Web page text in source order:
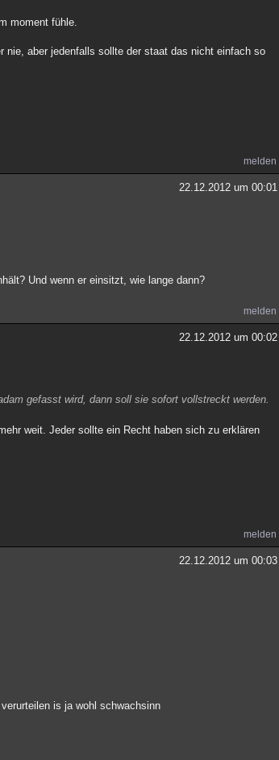
moment fühle.
aber jedenfalls sollte der staat das nicht einfach so
melden
22.12.2012 um 00:01
Und wenn er einsitzt, wie lange dann?
melden
22.12.2012 um 00:02
gefasst wird, dann soll sie sofort vollstreckt werden.
weit. Jeder sollte ein Recht haben sich zu erklären
melden
22.12.2012 um 00:03
is ja wohl schwachsinn